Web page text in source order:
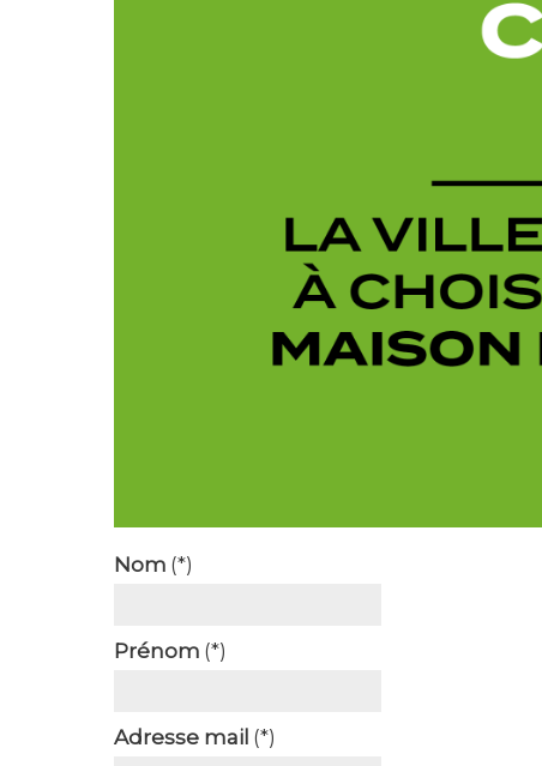
Nom (*)
Prénom (*)
Adresse mail (*)